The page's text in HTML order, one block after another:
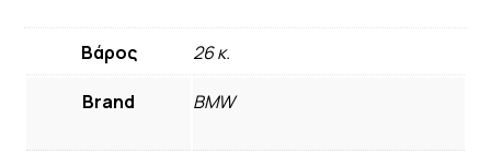
Βάρος 26 κ.
Brand BMW